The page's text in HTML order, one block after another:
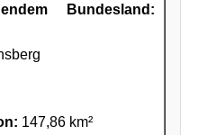
Bundesland:
147,86 km²